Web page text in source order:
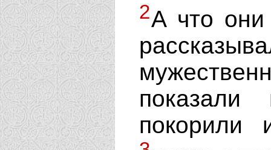
2А что они
покорили